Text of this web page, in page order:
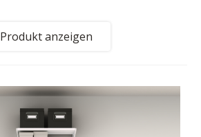
Produkt anzeigen